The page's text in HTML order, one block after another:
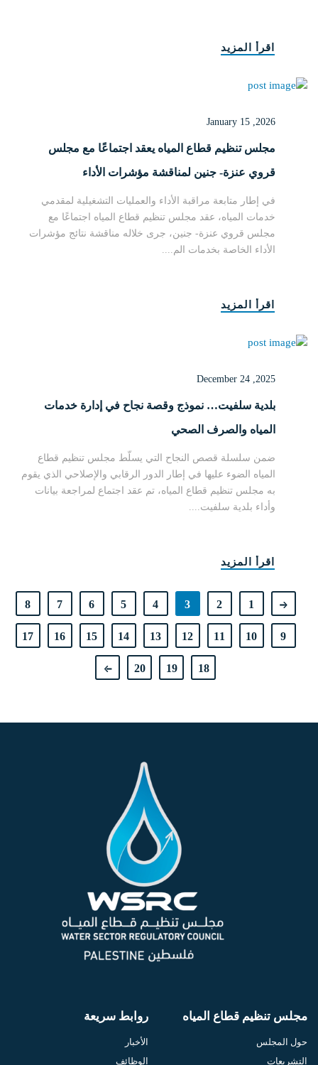
اقرأ المزيد
January 15 ,2026
مجلس تنظيم قطاع المياه يعقد اجتماعًا مع مجلس
قروي عنزة- جنين لمناقشة مؤشرات الأداء
في إطار متابعة مراقبة الأداء والعمليات التشغيلية لمقدمي
خدمات المياه، عقد مجلس تنظيم قطاع المياه اجتماعًا مع
مجلس قروي عنزة- جنين، جرى خلاله مناقشة نتائج مؤشرات
الأداء الخاصة بخدمات الم....
اقرأ المزيد
December 24 ,2025
بلدية سلفيت… نموذج وقصة نجاح في إدارة خدمات
المياه والصرف الصحي
ضمن سلسلة قصص النجاح التي يسلّط مجلس تنظيم قطاع
المياه الضوء عليها في إطار الدور الرقابي والإصلاحي الذي يقوم
به مجلس تنظيم قطاع المياه، تم عقد اجتماع لمراجعة بيانات
وأداء بلدية سلفيت....
اقرأ المزيد
1
2
3
4
5
6
7
8
9
10
11
12
13
14
15
16
17
18
19
20
مجلس تنظيم قطاع المياه
حول المجلس
التشريعات
روابط سريعة
الأخبار
الوظائف